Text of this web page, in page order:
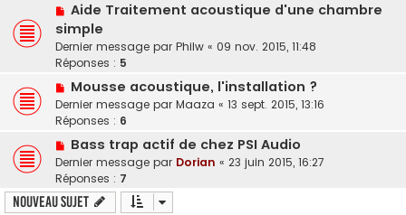
Aide Traitement acoustique d'une chambre
simple
Dernier message par Philw « 09 nov. 2015, 11:48
Réponses : 5
Mousse acoustique, l'installation ?
Dernier message par Maaza « 13 sept. 2015, 13:16
Réponses : 6
Bass trap actif de chez PSI Audio
Dernier message par Dorian « 23 juin 2015, 16:27
Réponses : 7
Nouveau sujet